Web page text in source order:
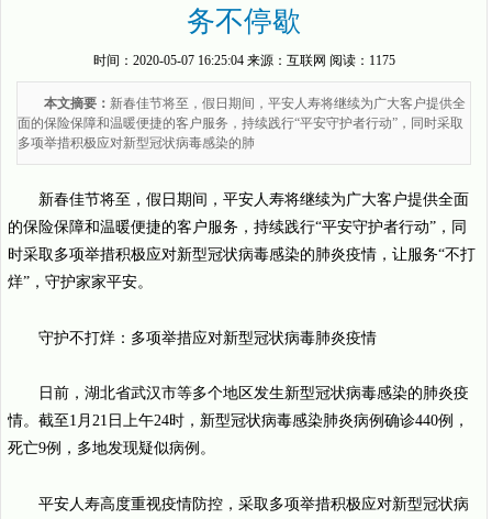
务不停歇
时间： 2020-05-07 16:25:04来源： 互联网 阅读：1175
本文摘要： 新春佳节将至，假日期间，平安人寿将继续为广大客户提供全
面的保险保障和温暖便捷的客户服务，持续践行“平安守护者行动”，同时采取
多项举措积极应对新型冠状病毒感染的肺
新春佳节将至，假日期间，平安人寿将继续为广大客户提供全面
的保险保障和温暖便捷的客户服务，持续践行“平安守护者行动”，同
时采取多项举措积极应对新型冠状病毒感染的肺炎疫情，让服务“不打
烊”，守护家家平安。
守护不打烊：多项举措应对新型冠状病毒肺炎疫情
日前，湖北省武汉市等多个地区发生新型冠状病毒感染的肺炎疫
情。截至1月21日上午24时，新型冠状病毒感染肺炎病例确诊440例，
死亡9例，多地发现疑似病例。
平安人寿高度重视疫情防控，采取多项举措积极应对新型冠状病